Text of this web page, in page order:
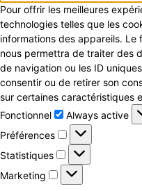
Pour offrir les meilleures
technologies telles que les
informations des appareils.
nous permettra de traiter des
de navigation ou les ID
consentir ou de retirer son
sur certaines caractéristiques
Fonctionnel
Fonctionnel
Always active
Préférences
Préférences
Statistiques
Statistiques
Marketing
Marketing